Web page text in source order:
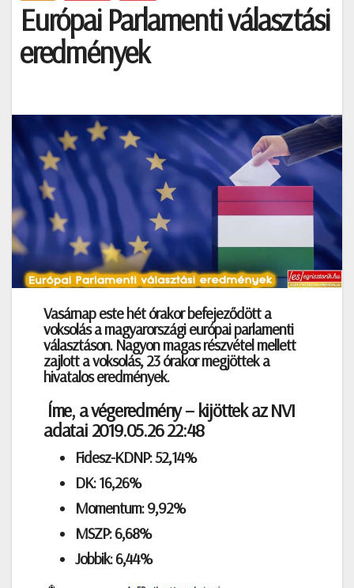
Európai Parlamenti választási
eredmények
Vasárnap este hét órakor befejeződött a
voksolás a magyarországi európai parlamenti
választáson. Nagyon magas részvétel mellett
zajlott a voksolás, 23 órakor megjöttek a
hivatalos eredmények.
Íme, a végeredmény – kijöttek az NVI
adatai 2019.05.26 22:48
Fidesz-KDNP: 52,14%
DK: 16,26%
Momentum: 9,92%
MSZP: 6,68%
Jobbik: 6,44%